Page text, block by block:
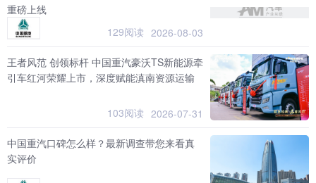
重磅上线
129阅读 2026-08-03
王者风范 创领标杆 中国重汽豪沃TS新能源牵
引车红河荣耀上市，深度赋能滇南资源运输
103阅读 2026-07-31
中国重汽口碑怎么样？最新调查带您来看真
实评价